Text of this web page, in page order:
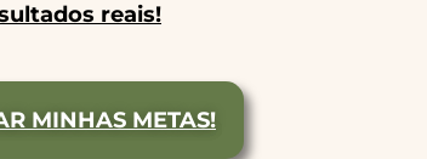
reais!
MINHAS METAS!